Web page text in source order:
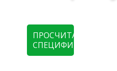
ПРОСЧИТАТЬ
СПЕЦИФИКАЦИЮ